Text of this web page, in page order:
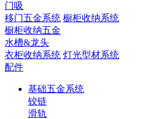
门吸
移门五金系统 橱柜收纳系统
橱柜收纳五金
水槽&龙头
衣柜收纳系统 灯光型材系统
配件
基础五金系统
铰链
滑轨